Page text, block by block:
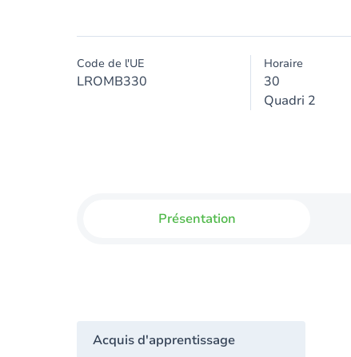
Code de l'UE
LROMB330
Horaire
30
Quadri 2
Présentation
Acquis d'apprentissage